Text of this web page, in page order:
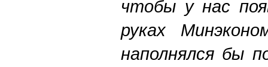
чтобы у нас
руках
наполнялся бы